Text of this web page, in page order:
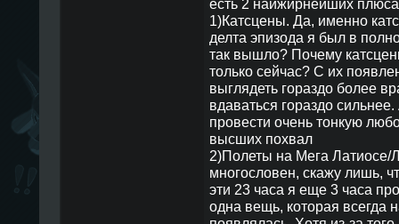
есть 2 наижирнейших
1)Катсцены. Да, именно
делта эпизода я был в
так вышло? Почему
только сейчас? С их
выглядеть гораздо более
вдаваться гораздо
провести очень тонкую
высших похвал
2)Полеты на Мега Латиосе/
многословен, скажу лишь,
эти 23 часа я еще 3 часа
одна вещь, которая всегда